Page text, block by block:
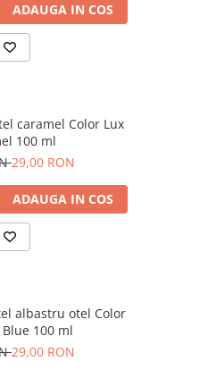
ADAUGA IN COS
caramel Color Lux
100 ml
29,00 RON
ADAUGA IN COS
albastru otel Color
Blue 100 ml
29,00 RON